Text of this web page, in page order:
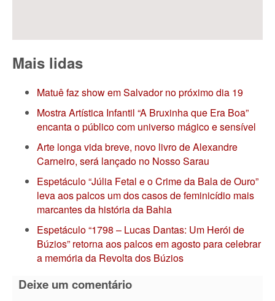
Mais lidas
Matuê faz show em Salvador no próximo dia 19
Mostra Artística Infantil “A Bruxinha que Era Boa”
encanta o público com universo mágico e sensível
Arte longa vida breve, novo livro de Alexandre
Carneiro, será lançado no Nosso Sarau
Espetáculo “Júlia Fetal e o Crime da Bala de Ouro”
leva aos palcos um dos casos de feminicídio mais
marcantes da história da Bahia
Espetáculo “1798 – Lucas Dantas: Um Herói de
Búzios” retorna aos palcos em agosto para celebrar
a memória da Revolta dos Búzios
Deixe um comentário